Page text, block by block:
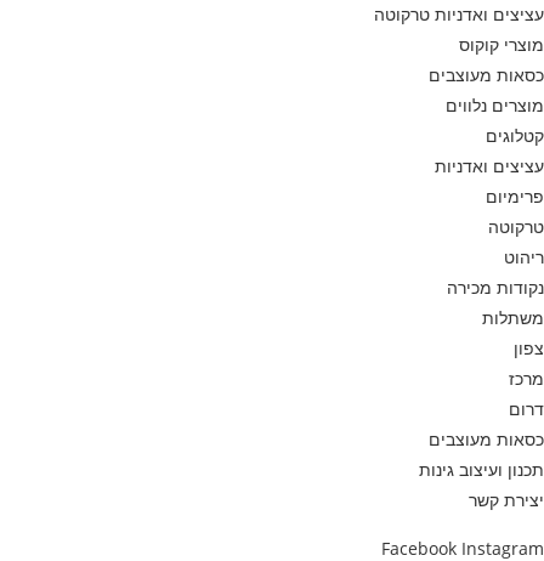
עציצים ואדניות טרקוטה
מוצרי קוקוס
כסאות מעוצבים
מוצרים נלווים
קטלוגים
עציצים ואדניות
פרימיום
טרקוטה
ריהוט
נקודות מכירה
משתלות
צפון
מרכז
דרום
כסאות מעוצבים
תכנון ועיצוב גינות
יצירת קשר
Facebook Instagram